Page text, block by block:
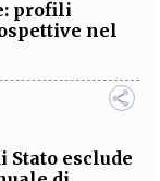
profili
nel
Stato esclude